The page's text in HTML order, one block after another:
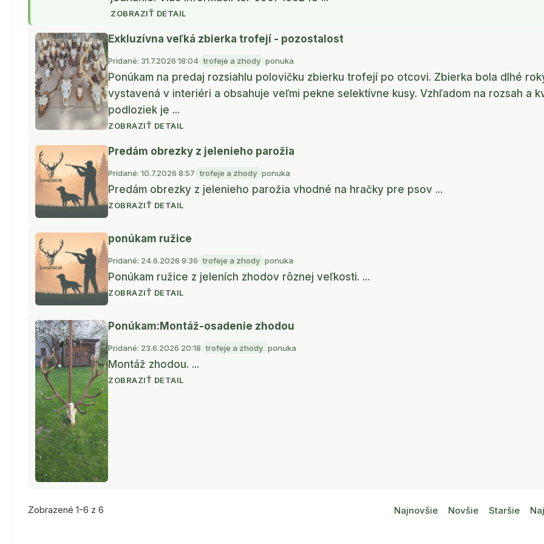
ZOBRAZIŤ DETAIL
Exkluzívna veľká zbierka trofejí - pozostalost
Pridané: 31.7.2026 18:04 trofeje a zhody ponuka
Ponúkam na predaj rozsiahlu polovičku zbierku trofejí po otcovi. Zbierka bola dlhé
vystavená v interiéri a obsahuje veľmi pekne selektívne kusy. Vzhľadom na rozsah a
podloziek je ...
ZOBRAZIŤ DETAIL
Predám obrezky z jelenieho parožia
Pridané: 10.7.2026 8:57 trofeje a zhody ponuka
Predám obrezky z jelenieho parožia vhodné na hračky pre psov ...
ZOBRAZIŤ DETAIL
ponúkam ružice
Pridané: 24.6.2026 9:36 trofeje a zhody ponuka
Ponúkam ružice z jeleních zhodov rôznej veľkosti. ...
ZOBRAZIŤ DETAIL
Ponúkam:Montáž-osadenie zhodou
Pridané: 23.6.2026 20:18 trofeje a zhody ponuka
Montáž zhodou. ...
ZOBRAZIŤ DETAIL
Zobrazené 1-6 z 6 Najnovšie Novšie Staršie